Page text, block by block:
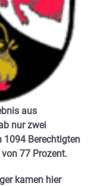
aus
nur zwei
1094 Berechtigten
77 Prozent.
kamen hier